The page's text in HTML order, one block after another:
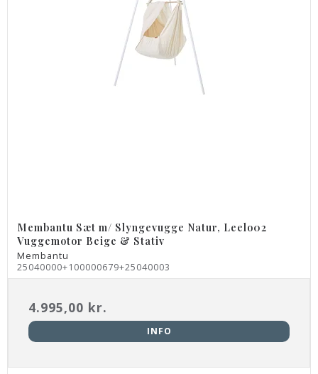
Membantu Sæt m/ Slyngevugge Natur, Leelo02
Vuggemotor Beige & Stativ
Membantu
25040000+100000679+25040003
4.995,00 kr.
INFO